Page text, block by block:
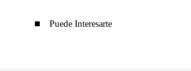
Puede Interesarte